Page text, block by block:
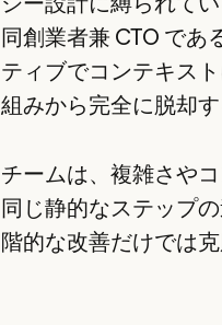
同創業者兼 CTO であ
ティブでコンテキス
組みから完全に脱却
チームは、複雑さや
同じ静的なステップ
階的な改善だけでは